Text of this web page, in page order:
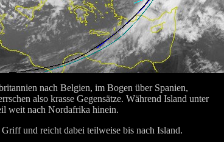
nach Belgien, im Bogen über Spanien,
also krasse Gegensätze. Während Island unter
weit nach Nordafrika hinein.
und reicht dabei teilweise bis nach Island.